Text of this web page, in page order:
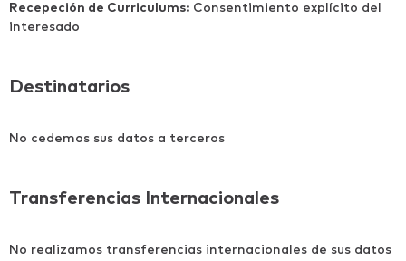
Recepeción de Curriculums: Consentimiento explícito del
interesado
Destinatarios
No cedemos sus datos a terceros
Transferencias Internacionales
No realizamos transferencias internacionales de sus datos